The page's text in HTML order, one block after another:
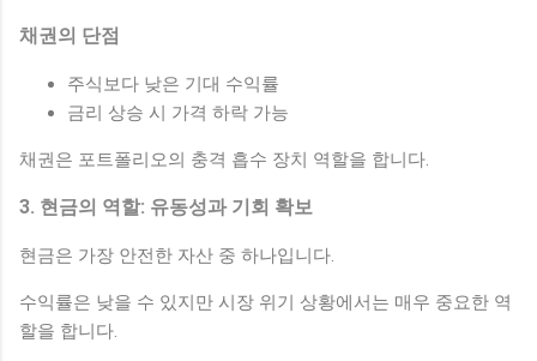
채권의 단점
주식보다 낮은 기대 수익률
금리 상승 시 가격 하락 가능
채권은 포트폴리오의 충격 흡수 장치 역할을 합니다.
3. 현금의 역할: 유동성과 기회 확보
현금은 가장 안전한 자산 중 하나입니다.
수익률은 낮을 수 있지만 시장 위기 상황에서는 매우 중요한 역
할을 합니다.